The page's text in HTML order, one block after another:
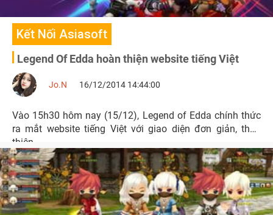
Kết Nối Asiasoft
Legend Of Edda hoàn thiện website tiếng Việt
Jo.N 16/12/2014 14:44:00
Vào 15h30 hôm nay (15/12), Legend of Edda chính thức
ra mắt website tiếng Việt với giao diện đơn giản, thân
thiện.